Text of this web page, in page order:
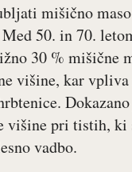
mišično
50. in 70.
30 % mišične
višine, kar
višine pri tistih,
vadbo.